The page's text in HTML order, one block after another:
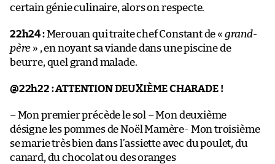
certain génie culinaire, alors on respecte.
22h24 :Merouan qui traite chef Constant de « grand-
père » , en noyant sa viande dans une piscine de
beurre, quel grand malade.
@22h22 :ATTENTION DEUXIÈME CHARADE !
– Mon premier précède le sol – Mon deuxième
désigne les pommes de Noël Mamère- Mon troisième
se marie très bien dans l’assiette avec du poulet, du
canard, du chocolat ou des oranges